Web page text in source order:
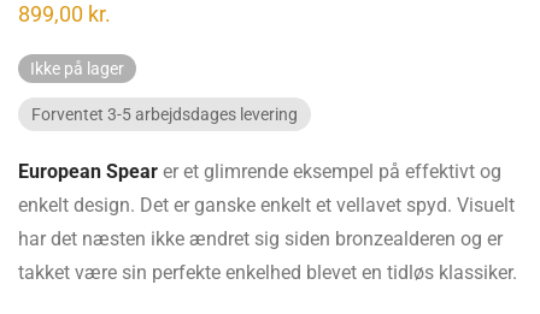
899,00 kr.
Forventet 3-5 arbejdsdages levering
European Spear er et glimrende eksempel på effektivt og
enkelt design. Det er ganske enkelt et vellavet spyd. Visuelt
har det næsten ikke ændret sig siden bronzealderen og er
takket være sin perfekte enkelhed blevet en tidløs klassiker.
Ikke på lager